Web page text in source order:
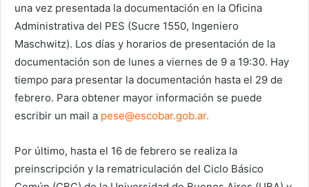
una vez presentada la documentación en la Oficina
Administrativa del PES (Sucre 1550, Ingeniero
Maschwitz). Los días y horarios de presentación de la
documentación son de lunes a viernes de 9 a 19:30. Hay
tiempo para presentar la documentación hasta el 29 de
febrero. Para obtener mayor información se puede
escribir un mail a pese@escobar.gob.ar.
Por último, hasta el 16 de febrero se realiza la
preinscripción y la rematriculación del Ciclo Básico